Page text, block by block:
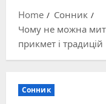
Home
Сонник
Чому не можна
прикмет і традицій
Сонник